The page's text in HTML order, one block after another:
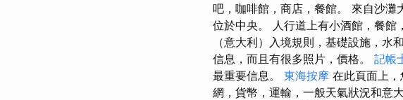
吧，咖啡館，商店，餐館。 來自沙
位於中央。 人行道上有小酒館，餐
（意大利）入境規則，基礎設施，
信息，而且有很多照片，價格。 記帳
最重要信息。 東海按摩 在此頁面上
網，貨幣，運輸，一般天氣狀況和意